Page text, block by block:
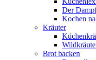
Der
Kochen
Kräuter
Brot backen